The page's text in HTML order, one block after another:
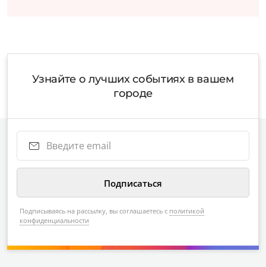
Узнайте о лучших событиях в вашем
городе
Подписываясь на рассылку, вы соглашаетесь с политикой
конфиденциальности